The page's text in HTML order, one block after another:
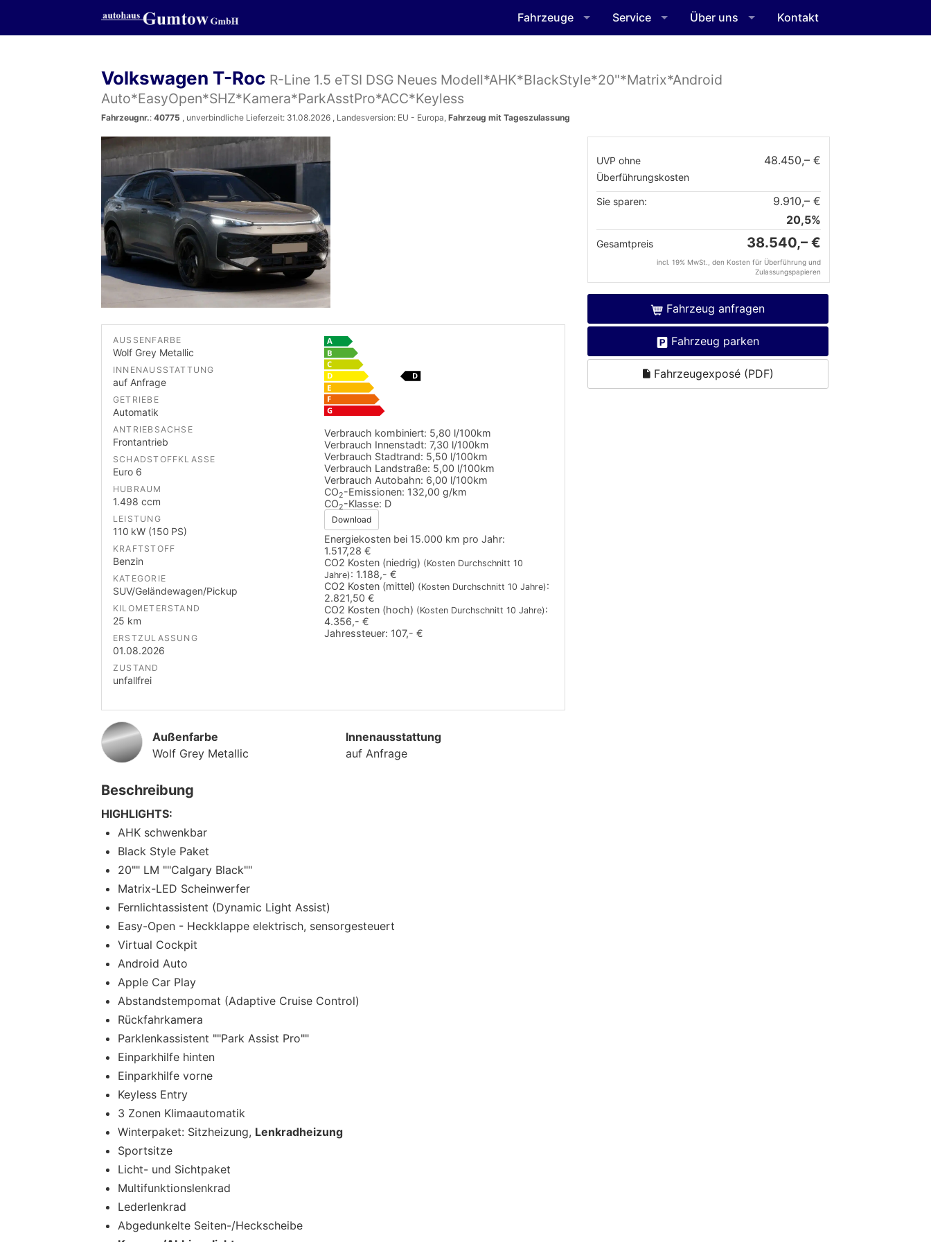
Fahrzeuge Service Über uns Kontakt
Volkswagen T-Roc R-Line 1.5 eTSI DSG Neues Modell*AHK*BlackStyle*20"*Matrix*Android
Auto*EasyOpen*SHZ*Kamera*ParkAsstPro*ACC*Keyless
Fahrzeugnr.: 40775 , unverbindliche Lieferzeit: 31.08.2026 , Landesversion: EU - Europa, Fahrzeug mit Tageszulassung
UVP ohne
Überführungskosten
48.450,– €
Sie sparen:
9.910,– €
20,5%
Gesamtpreis 38.540,– €
incl. 19% MwSt., den Kosten für Überführung und
Zulassungspapieren
Fahrzeug anfragen
Fahrzeug parken
Fahrzeugexposé (PDF)
AUSSENFARBE
Wolf Grey Metallic
INNENAUSSTATTUNG
auf Anfrage
GETRIEBE
Automatik
ANTRIEBSACHSE
Frontantrieb
SCHADSTOFFKLASSE
Euro 6
HUBRAUM
1.498 ccm
LEISTUNG
110 kW (150 PS)
KRAFTSTOFF
Benzin
KATEGORIE
SUV/Geländewagen/Pickup
KILOMETERSTAND
25 km
ERSTZULASSUNG
01.08.2026
ZUSTAND
unfallfrei
Verbrauch kombiniert: 5,80 l/100km
Verbrauch Innenstadt: 7,30 l/100km
Verbrauch Stadtrand: 5,50 l/100km
Verbrauch Landstraße: 5,00 l/100km
Verbrauch Autobahn: 6,00 l/100km
CO2-Emissionen: 132,00 g/km
CO2-Klasse: D
Download
Energiekosten bei 15.000 km pro Jahr:
1.517,28 €
CO2 Kosten (niedrig) (Kosten Durchschnitt 10
Jahre): 1.188,- €
CO2 Kosten (mittel) (Kosten Durchschnitt 10 Jahre):
2.821,50 €
CO2 Kosten (hoch) (Kosten Durchschnitt 10 Jahre):
4.356,- €
Jahressteuer: 107,- €
Außenfarbe
Wolf Grey Metallic
Innenausstattung
auf Anfrage
Beschreibung
HIGHLIGHTS:
AHK schwenkbar
Black Style Paket
20"" LM ""Calgary Black""
Matrix-LED Scheinwerfer
Fernlichtassistent (Dynamic Light Assist)
Easy-Open - Heckklappe elektrisch, sensorgesteuert
Virtual Cockpit
Android Auto
Apple Car Play
Abstandstempomat (Adaptive Cruise Control)
Rückfahrkamera
Parklenkassistent ""Park Assist Pro""
Einparkhilfe hinten
Einparkhilfe vorne
Keyless Entry
3 Zonen Klimaautomatik
Winterpaket: Sitzheizung, Lenkradheizung
Sportsitze
Licht- und Sichtpaket
Multifunktionslenkrad
Lederlenkrad
Abgedunkelte Seiten-/Heckscheibe